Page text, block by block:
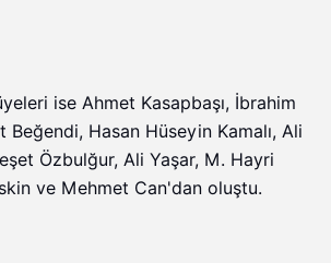
ise Ahmet Kasapbaşı, İbrahim
Beğendi, Hasan Hüseyin Kamalı, Ali
Özbulğur, Ali Yaşar, M. Hayri
ve Mehmet Can'dan oluştu.